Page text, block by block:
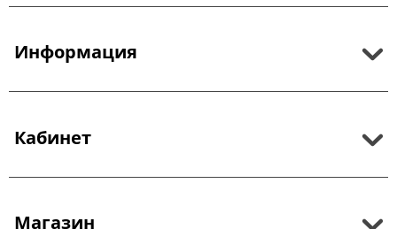
Информация
Кабинет
Магазин